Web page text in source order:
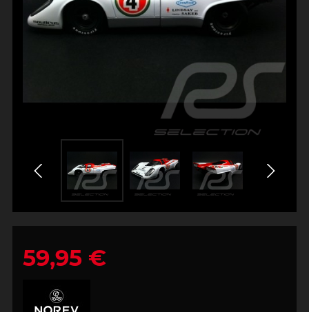
59,95 €